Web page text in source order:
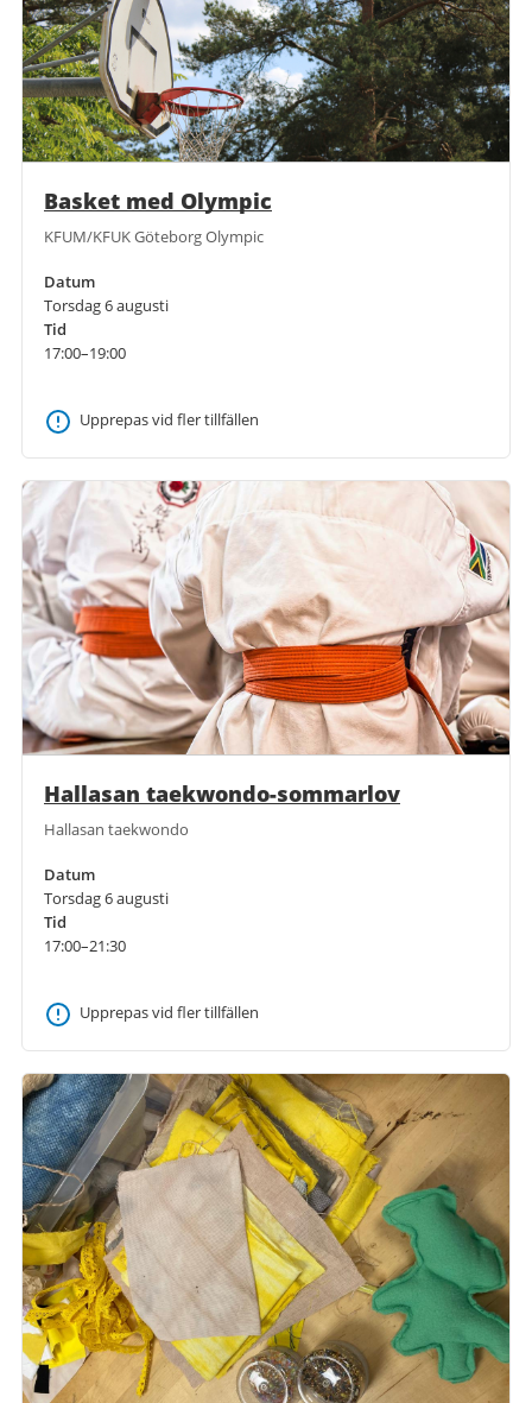
Basket med Olympic
KFUM/KFUK Göteborg Olympic
Datum
Torsdag 6 augusti
Tid
17:00–19:00
Upprepas vid fler tillfällen
Hallasan taekwondo-sommarlov
Hallasan taekwondo
Datum
Torsdag 6 augusti
Tid
17:00–21:30
Upprepas vid fler tillfällen